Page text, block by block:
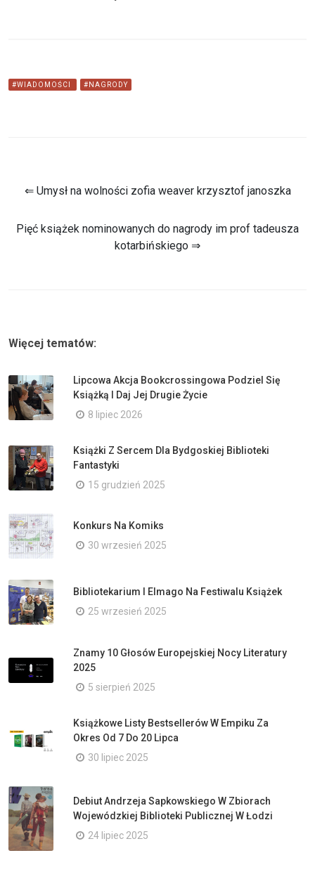
#WIADOMOŚCI #NAGRODY
⇐ Umysł na wolności zofia weaver krzysztof janoszka
Pięć książek nominowanych do nagrody im prof tadeusza
kotarbińskiego ⇒
Więcej tematów:
Lipcowa Akcja Bookcrossingowa Podziel Się
Książką I Daj Jej Drugie Życie
8 lipiec 2026
Książki Z Sercem Dla Bydgoskiej Biblioteki
Fantastyki
15 grudzień 2025
Konkurs Na Komiks
30 wrzesień 2025
Bibliotekarium I Elmago Na Festiwalu Książek
25 wrzesień 2025
Znamy 10 Głosów Europejskiej Nocy Literatury
2025
5 sierpień 2025
Książkowe Listy Bestsellerów W Empiku Za
Okres Od 7 Do 20 Lipca
30 lipiec 2025
Debiut Andrzeja Sapkowskiego W Zbiorach
Wojewódzkiej Biblioteki Publicznej W Łodzi
24 lipiec 2025